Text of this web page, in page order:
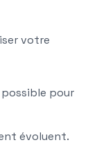
votre
possible pour
évoluent.